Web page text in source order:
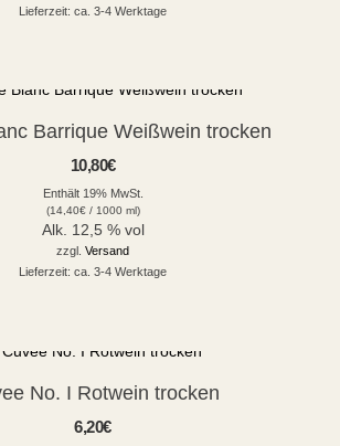
Lieferzeit: ca. 3-4 Werktage
Barrique Weißwein trocken
10,80€
Enthält 19% MwSt.
(14,40€/ 1000 ml)
Alk. 12,5 % vol
zzgl. Versand
Lieferzeit: ca. 3-4 Werktage
No. I Rotwein trocken
6,20€